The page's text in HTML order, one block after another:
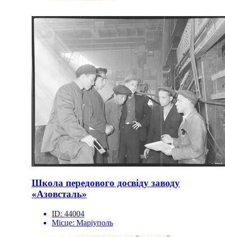
Школа передового досвіду заводу
«Азовсталь»
ID: 44004
Місце: Маріуполь